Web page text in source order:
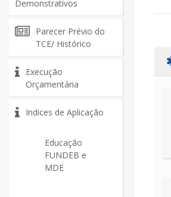
Demonstrativos
Parecer Prévio do
TCE/ Histórico
Execução
Orçamentária
Indices de Aplicação
Educação
FUNDEB e
MDE